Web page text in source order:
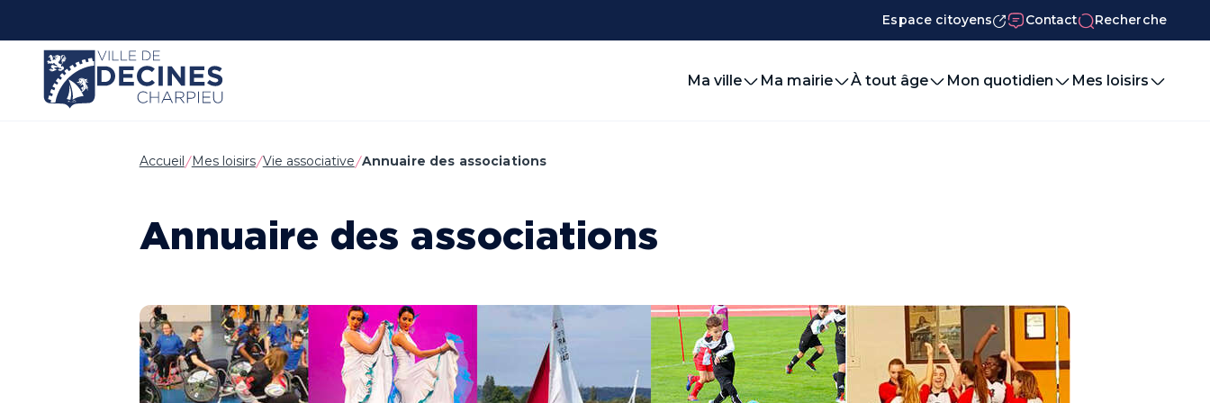
Espace citoyens Contact Recherche
Ma ville Ma mairie À tout âge Mon quotidien Mes loisirs
Accueil Mes loisirs Vie associative Annuaire des associations
Annuaire des associations